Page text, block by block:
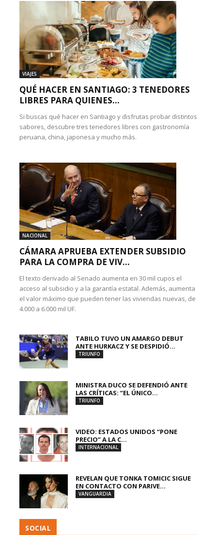
VIAJES
QUÉ HACER EN SANTIAGO: 3 TENEDORES
LIBRES PARA QUIENES...
Si buscas qué hacer en Santiago y disfrutas probar distintos
sabores, descubre tres tenedores libres con gastronomía
peruana, china, japonesa y mucho más.
NACIONAL
CÁMARA APRUEBA EXTENDER SUBSIDIO
PARA LA COMPRA DE VIV...
El texto derivado al Senado aumenta en 30 mil cupos el
acceso al subsidio y a la garantía estatal. Además, aumenta
el valor máximo que pueden tener las viviendas nuevas, de
4.000 a 6.000 mil UF.
TABILO TUVO UN AMARGO DEBUT
ANTE HURKACZ Y SE DESPIDIÓ...
TRIUNFO
MINISTRA DUCO SE DEFENDIÓ ANTE
LAS CRÍTICAS: “EL ÚNICO...
TRIUNFO
VIDEO: ESTADOS UNIDOS “PONE
PRECIO” A LA C...
INTERNACIONAL
REVELAN QUE TONKA TOMICIC SIGUE
EN CONTACTO CON PARIVE...
VANGUARDIA
SOCIAL